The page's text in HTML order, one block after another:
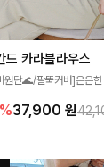
드 카라블라우스
원단🌊/팔뚝커버]은은
된 무드를 연출해주는 블
37,900 원